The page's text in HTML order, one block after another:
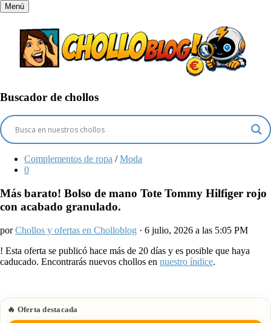
Menú
Buscador de chollos
Complementos de ropa / Moda
0
Más barato! Bolso de mano Tote Tommy Hilfiger rojo
con acabado granulado.
porChollos y ofertas en Cholloblog · 6 julio, 2026 a las 5:05 PM
! Esta oferta se publicó hace más de 20 días y es posible que haya
caducado. Encontrarás nuevos chollos en nuestro índice.
🔥 Oferta destacada